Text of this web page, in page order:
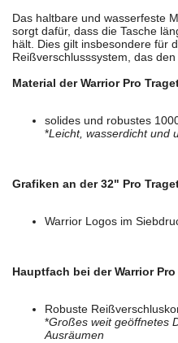
Das haltbare und wasserfeste
sorgt dafür, dass die Tasche
hält. Dies gilt insbesondere für
Reißverschlusssystem, das
Material der Warrior Pro
solides und robustes
*Leicht, wasserdicht und
Grafiken an der 32" Pro
Warrior Logos im
Hauptfach bei der Warrior
Robuste
*Großes weit geöffnetes
Ausräumen